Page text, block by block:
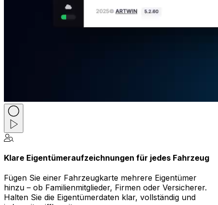
Klare Eigentümeraufzeichnungen für jedes Fahrzeug
Fügen Sie einer Fahrzeugkarte mehrere Eigentümer
hinzu – ob Familienmitglieder, Firmen oder Versicherer.
Halten Sie die Eigentümerdaten klar, vollständig und